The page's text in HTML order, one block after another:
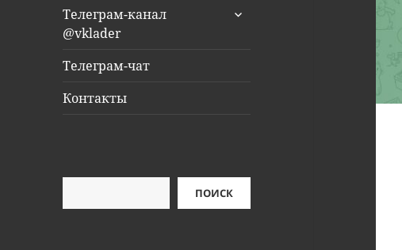
Телеграм-канал
@vklader
раскрыть
Телеграм-чат
Контакты
ПОИСК